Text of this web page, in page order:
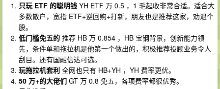
只玩 ETF 的聪明钱 YH ETF 万 0.5 ，1 毛起收非常合适。适合大
多数散户，宽指 ETF+逆回购+打新，朋友也是推荐这家，劝退个
股。
低门槛免五的 推荐 HB 万 0.854 ，HB 宝钢背景，创新能力领
先，条件单和拖拉机是他第一个做出的，积极推荐投顾业务令人
刮目。还有国融信达可选。
玩拖拉机套利 全网也只有 HB+YH ，YH 费率更优。
50 万+的大佬们 GT 万 0.8 免五，各项费率都很优秀。